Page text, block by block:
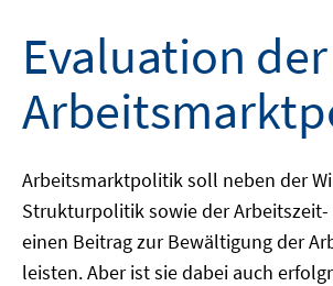
Evaluation der
Arbeitsmarktpolitik soll neben der
Strukturpolitik sowie der
einen Beitrag zur Bewältigung der
leisten. Aber ist sie dabei auch